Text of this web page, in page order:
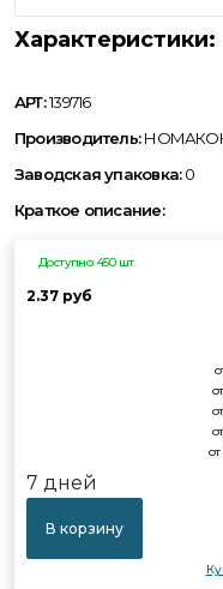
Характеристики:
АРТ:139716
Производитель:
Заводская упаковка:0
Краткое описание:
Доступно: 450 шт.
2.37 руб
7 дней
В корзину